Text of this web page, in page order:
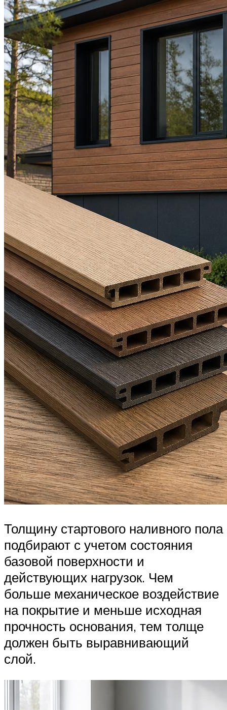
Толщину стартового наливного пола
подбирают с учетом состояния
базовой поверхности и
действующих нагрузок. Чем
больше механическое воздействие
на покрытие и меньше исходная
прочность основания, тем толще
должен быть выравнивающий
слой.